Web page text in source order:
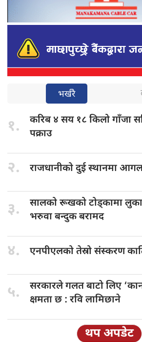
भर्खरै
१. करिब ४ सय १८ किलो गाँजा
पक्राउ
२. राजधानीको दुईस्थानमा
३. सालको रूखकोटोड्कामा
भरुवा बन्दुक बरामद
४. एनपीएलको तेस्रोसंस्करण
५. सरकारले गलतबाटो लिए
क्षमता छ : रवि लामिछाने
थप अपडेट